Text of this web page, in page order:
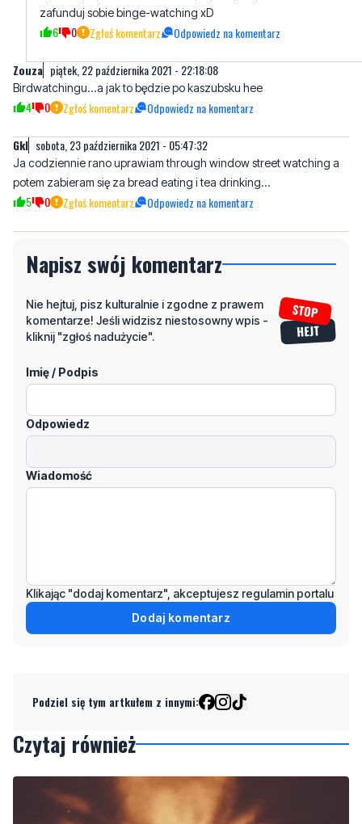
Zouza piątek, 22 października 2021 - 22:18:08
Birdwatchingu...a jak to będzie po kaszubsku hee
Gkl sobota, 23 października 2021 - 05:47:32
Ja codziennie rano uprawiam through window street watching a
5 0 Zgłoś komentarz Odpowiedz na komentarz
Napisz swój komentarz
komentarze! Jeśli widzisz niestosowny wpis -
kliknij "zgłoś nadużycie".
Imię / Podpis
Odpowiedz
Wiadomość